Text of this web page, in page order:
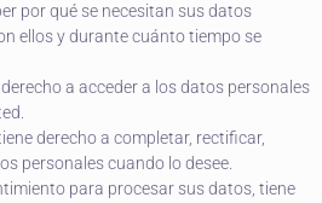
por qué se necesitan sus datos
ellos y durante cuánto tiempo se
a acceder a los datos personales
derecho a completar, rectificar,
personales cuando lo desee.
para procesar sus datos, tiene